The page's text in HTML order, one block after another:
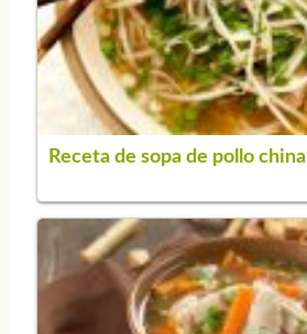
Receta de sopa de pollo china